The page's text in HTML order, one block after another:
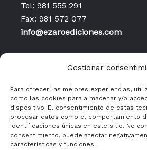
Gestionar
Para ofrecer las mejores experiencias,
como las cookies para almacenar y/o
dispositivo. El consentimiento de estas
procesar datos como el comportamiento
identificaciones únicas en este sitio. No
consentimiento, puede afectar
características y funciones.
Tel: 981 555 291
Fax: 981 572 077
info@ezaroediciones.com
Publicaciones
Política de privacidad
Aviso legal y
generales de uso
Políticas de cookies